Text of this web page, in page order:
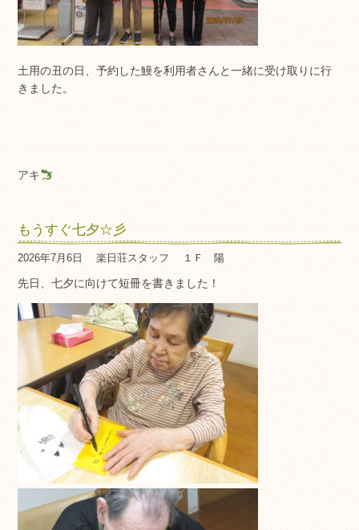
土用の丑の日、予約した鰻を利用者さんと一緒に受け取りに行
きました。
アキ
もうすぐ七夕☆彡
2026年7月6日 楽日荘スタッフ １Ｆ 陽
先日、七夕に向けて短冊を書きました！